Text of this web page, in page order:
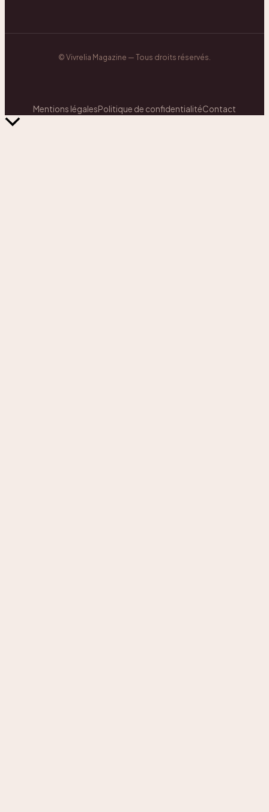
© Vivrelia Magazine — Tous droits réservés.
Mentions légalesPolitique de confidentialitéContact